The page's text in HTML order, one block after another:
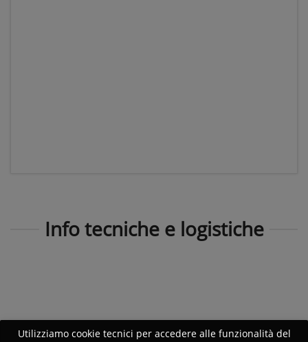
Info tecniche e logistiche
Utilizziamo cookie tecnici per accedere alle funzionalità del